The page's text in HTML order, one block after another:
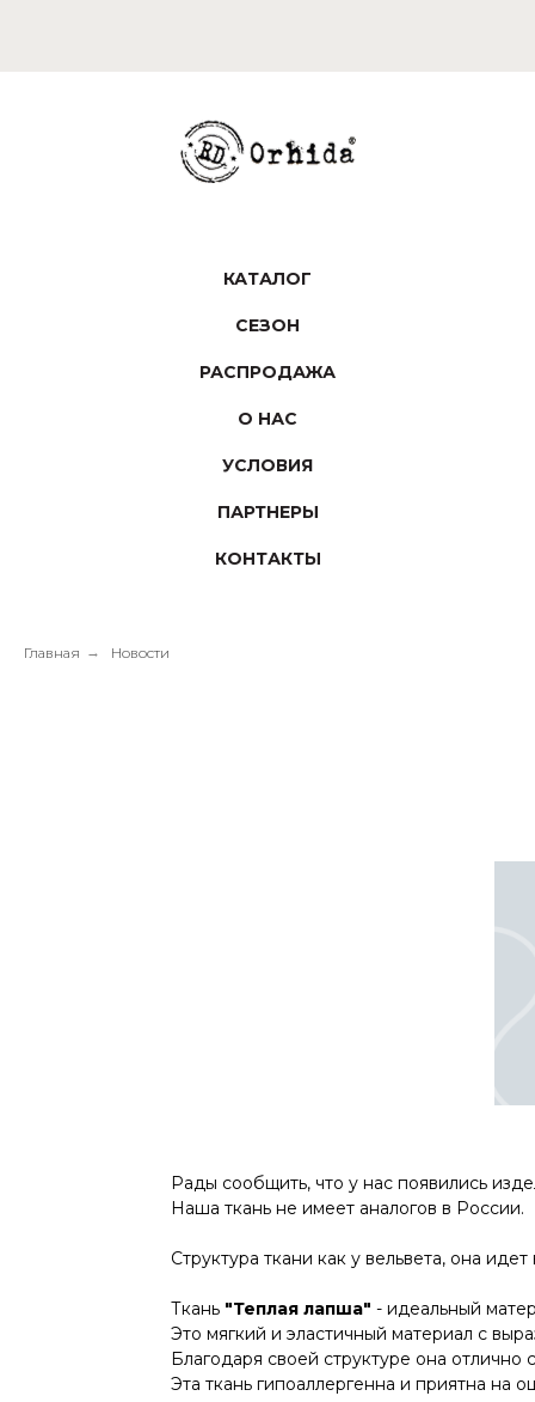
КАТАЛОГ
СЕЗОН
РАСПРОДАЖА
О НАС
УСЛОВИЯ
ПАРТНЕРЫ
КОНТАКТЫ
Главная → Новости
Рады сообщить, что у нас появились
Наша ткань не имеет аналогов в России.
Структура ткани как у вельвета, она идет
Ткань "Теплая лапша" - идеальный
Это мягкий и эластичный материал с
Благодаря своей структуре она
Эта ткань гипоаллергенна и приятна на